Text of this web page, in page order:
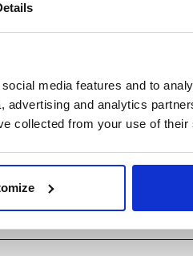
media features and to
and analytics
collected from your use of
1000-3300
4000
>90
3